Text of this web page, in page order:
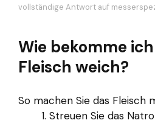
vollständige Antwort auf
Wie bekomme
Fleisch weich?
So machen Sie das Fleisch
Streuen Sie das